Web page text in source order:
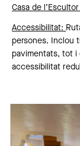
Casa de
Accessibilitat:
persones. Inclou
pavimentats, tot i
accessibilitat